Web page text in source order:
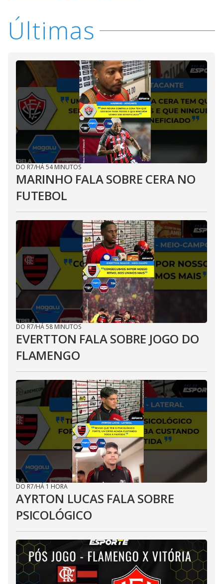
Últimas
DO R7/HÁ 54 MINUTOS
MARINHO FALA SOBRE CERA NO
FUTEBOL
DO R7/HÁ 58 MINUTOS
EVERTTON FALA SOBRE JOGO DO
FLAMENGO
DO R7/HÁ 1 HORA
AYRTON LUCAS FALA SOBRE
PSICOLÓGICO